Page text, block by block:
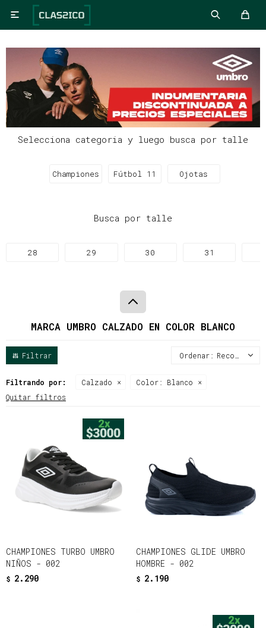

Selecciona categoria y luego busca por talle
Championes Fútbol 11 Ojotas
Busca por talle
28 29 30 31
MARCA UMBRO CALZADO EN COLOR BLANCO
Recomendados
Filtrando por: Calzado Color:
Blanco
Quitar filtros
CHAMPIONES TURBO UMBRO
NIÑOS - 002
$ 2.290
CHAMPIONES GLIDE UMBRO
HOMBRE - 002
$ 2.190